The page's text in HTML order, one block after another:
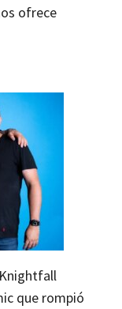
ofrece
que rompió